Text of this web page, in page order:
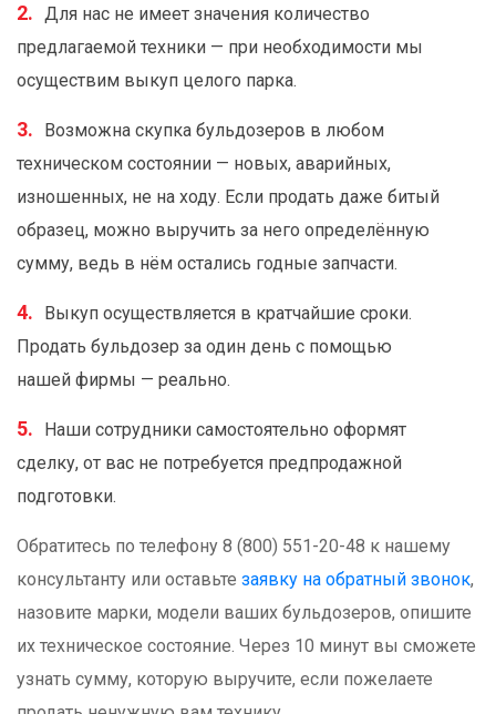
Для нас не имеет значения количество
предлагаемой техники — при необходимости мы
осуществим выкуп целого парка.
Возможна скупка бульдозеров в любом
техническом состоянии — новых, аварийных,
изношенных, не на ходу. Если продать даже битый
образец, можно выручить за него определённую
сумму, ведь в нём остались годные запчасти.
Выкуп осуществляется в кратчайшие сроки.
Продать бульдозер за один день с помощью
нашей фирмы — реально.
Наши сотрудники самостоятельно оформят
сделку, от вас не потребуется предпродажной
подготовки.
Обратитесь по телефону 8 (800) 551-20-48 к нашему
консультанту или оставьте заявку на обратный звонок,
назовите марки, модели ваших бульдозеров, опишите
их техническое состояние. Через 10 минут вы сможете
узнать сумму, которую выручите, если пожелаете